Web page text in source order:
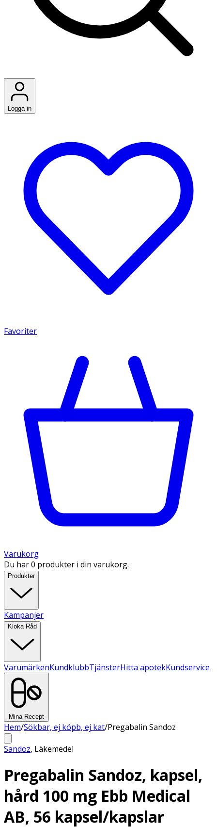
Logga in
Favoriter
Varukorg
Du har 0 produkter i din varukorg.
Produkter
Kampanjer
Kloka Råd
VarumärkenKundklubbTjänsterHitta apotekKundservice
Mina Recept
Hem/Sökbar, ej köpb, ej kat/Pregabalin Sandoz
Sandoz, Läkemedel
Pregabalin Sandoz, kapsel,
hård 100 mg Ebb Medical
AB, 56 kapsel/kapslar